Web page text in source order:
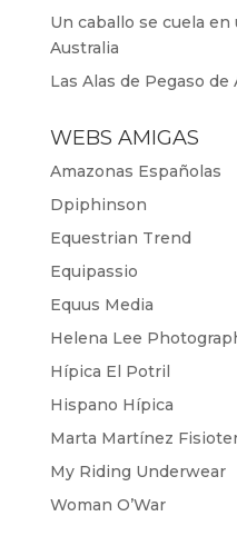
Un caballo se cuela
Australia
Las Alas de Pegaso de
WEBS AMIGAS
Amazonas Españolas
Dpiphinson
Equestrian Trend
Equipassio
Equus Media
Helena Lee
Hípica El Potril
Hispano Hípica
Marta Martínez
My Riding Underwear
Woman O’War